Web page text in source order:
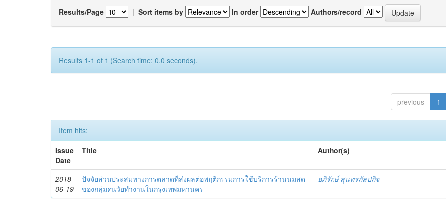
Results/Page | Sort items by In order Authors/record
Results 1-1 of 1 (Search time: 0.0 seconds).
previous 1
Item hits:
Issue
Date
Title Author(s)
2018-
06-19
ปัจจัยส่วนประสมทางการตลาดที่ส่งผลต่อพฤติกรรมการใช้บริการร้านนมสด
ของกลุ่มคนวัยทำงานในกรุงเทพมหานคร
อภิรักษ์ สุนทรกัลปกิจ